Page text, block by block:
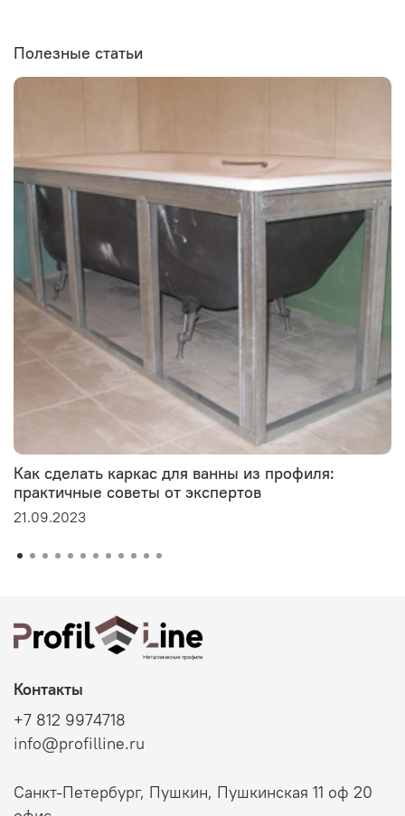
Полезные статьи
Как сделать каркас для ванны из профиля:
практичные советы от экспертов
21.09.2023
Контакты
+7 812 9974718
info@profilline.ru
Санкт-Петербург, Пушкин, Пушкинская 11 оф 20